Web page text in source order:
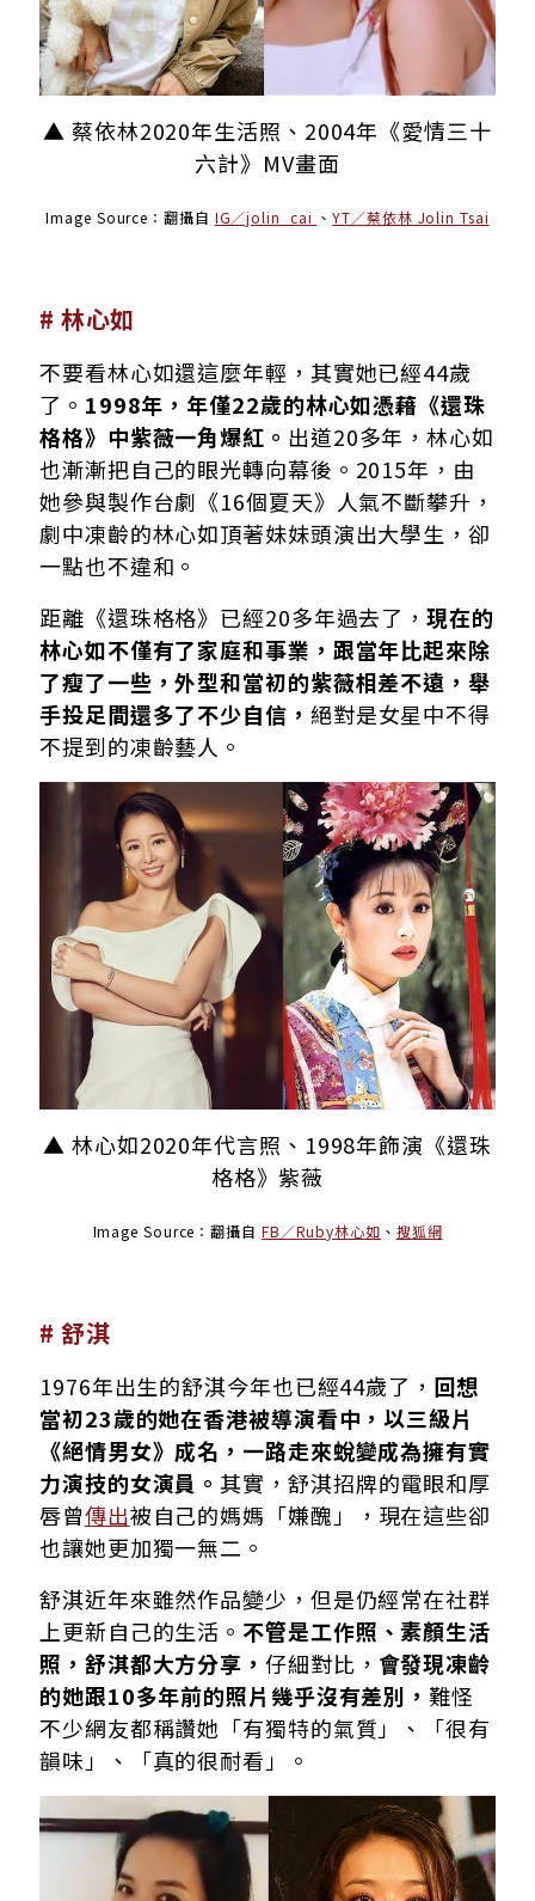
▲ 蔡依林2020年生活照、2004年《愛情三十
六計》MV畫面
Image Source ：翻攝自 IG／jolin_cai 、YT／蔡依林 Jolin Tsai
# 林心如
不要看林心如還這麼年輕，其實她已經44歲
了。 1998年，年僅22歲的林心如憑藉《還珠
格格》中紫薇一角爆紅。 出道20多年，林心如
也漸漸把自己的眼光轉向幕後。2015年，由
她參與製作台劇《16個夏天》人氣不斷攀升，
劇中凍齡的林心如頂著妹妹頭演出大學生，卻
一點也不違和。
距離《還珠格格》已經20多年過去了，現在的
林心如不僅有了家庭和事業，跟當年比起來除
了瘦了一些，外型和當初的紫薇相差不遠，舉
手投足間還多了不少自信， 絕對是女星中不得
不提到的凍齡藝人。
▲ 林心如2020年代言照、1998年飾演《還珠
格格》紫薇
Image Source：翻攝自 FB／Ruby林心如 、 搜狐網
# 舒淇
1976年出生的舒淇今年也已經44歲了， 回想
當初23歲的她在香港被導演看中，以三級片
《絕情男女》成名，一路走來蛻變成為擁有實
力演技的女演員。 其實，舒淇招牌的電眼和厚
唇曾傳出被自己的媽媽「嫌醜」，現在這些卻
也讓她更加獨一無二。
舒淇近年來雖然作品變少，但是仍經常在社群
上更新自己的生活。 不管是工作照、素顏生活
照，舒淇都大方分享， 仔細對比， 會發現凍齡
的她跟10多年前的照片幾乎沒有差別，難怪
不少網友都稱讚她「有獨特的氣質」、「很有
韻味」、「真的很耐看」。